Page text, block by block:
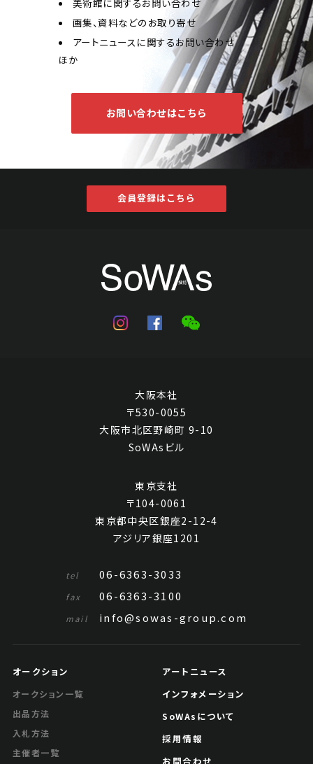
美術館に関するお問い合わせ
画集、資料などのお取り寄せ
アートニュースに関するお問い合わせ
ほか
お問い合わせはこちら
会員登録はこちら
大阪本社
〒530-0055
大阪市北区野崎町 9-10
SoWAsビル
東京支社
〒104-0061
東京都中央区銀座2-12-4
アジリア銀座1201
tel 06-6363-3033
fax 06-6363-3100
mail info@sowas-group.com
オークション
オークション一覧
出品方法
入札方法
主催者一覧
アートニュース
インフォメーション
SoWAsについて
採用情報
お問合わせ